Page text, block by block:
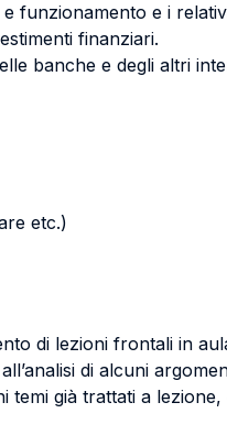
funzionamento e i
finanziari.
banche e degli altri
etc.)
di lezioni frontali in
di alcuni
già trattati a